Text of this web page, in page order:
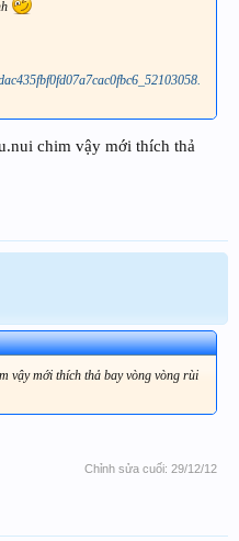
chim vậy mới thích thả
vậy mới thích thả bay vòng vòng rùi
Chỉnh sửa cuối: 29/12/12